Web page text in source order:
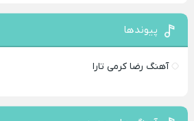
پیوندها
آهنگ رضا کرمی تارا